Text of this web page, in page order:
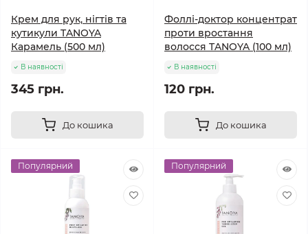
Крем для рук, нігтів та
кутикули TANOYA
Карамель (500 мл)
В наявності
345 грн.
До кошика
Фоллі-доктор концентрат
проти вростання
волосся TANOYA (100 мл)
В наявності
120 грн.
До кошика
Популярний Популярний